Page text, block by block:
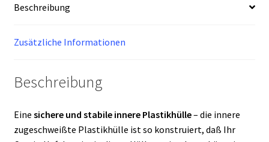
Variant
EGS
9.8
Beschreibung
Zusätzliche Informationen
Beschreibung
Eine sichere und stabile innere Plastikhülle– die innere
zugeschweißte Plastikhülle ist so konstruiert, daß Ihr